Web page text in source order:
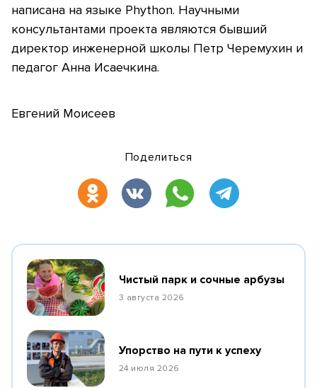
написана на языке Phython. Научными
консультантами проекта являются бывший
директор инженерной школы Петр Черемухин и
педагог Анна Исаечкина.
Евгений Моисеев
Поделиться
Чистый парк и сочные арбузы
3 августа 2026
Упорство на пути к успеху
24 июля 2026